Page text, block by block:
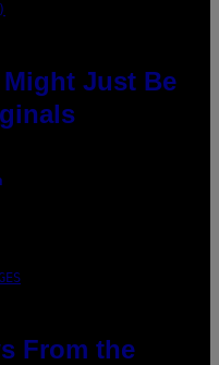
Just Be
From the